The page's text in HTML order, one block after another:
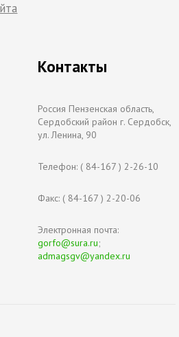
Контакты
Россия Пензенская область,
Сердобский район г. Сердобск,
ул. Ленина, 90
Телефон: ( 84-167 ) 2-26-10
Факс: ( 84-167 ) 2-20-06
Электронная почта:
gorfo@sura.ru;
admagsgv@yandex.ru